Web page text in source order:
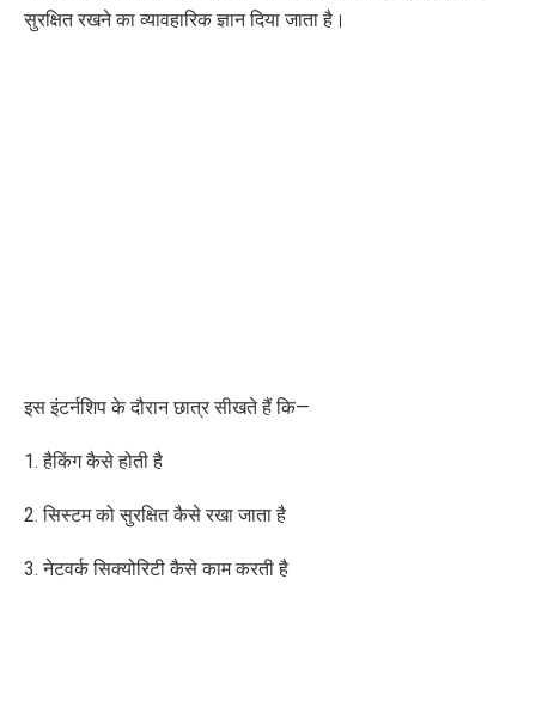
सुरक्षित रखने का व्यावहारिक ज्ञान दिया जाता है।
इस इंटर्नशिप के दौरान छात्र सीखते हैं कि—
1. हैकिंग कैसे होती है
2. सिस्टम को सुरक्षित कैसे रखा जाता है
3. नेटवर्क सिक्योरिटी कैसे काम करती है